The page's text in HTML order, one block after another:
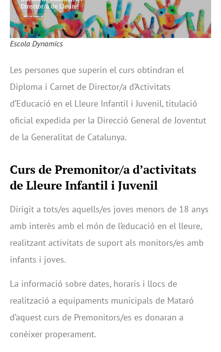
Escola Dynamics
Les persones que superin el curs obtindran el
Diploma i Carnet de Director/a d’Activitats
d’Educació en el Lleure Infantil i Juvenil, titulació
oficial expedida per la Direcció General de Joventut
de la Generalitat de Catalunya.
Curs de Premonitor/a d’activitats
de Lleure Infantil i Juvenil
Dirigit a tots/es aquells/es joves menors de 18 anys
amb interès amb el món de l’educació en el lleure,
realitzant activitats de suport als monitors/es amb
infants i joves.
La informació sobre dates, horaris i llocs de
realització a equipaments municipals de Mataró
d’aquest curs de Premonitors/es es donaran a
conèixer properament.